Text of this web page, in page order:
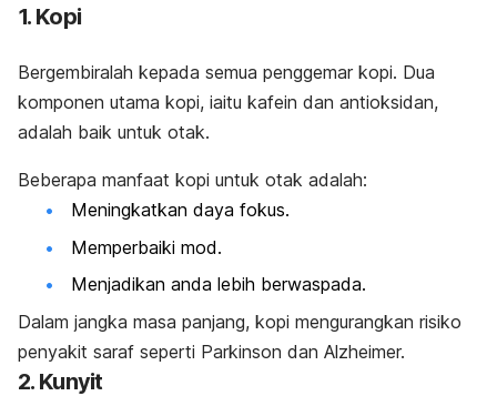
1. Kopi
Bergembiralah kepada semua penggemar kopi. Dua
komponen utama kopi, iaitu kafein dan antioksidan,
adalah baik untuk otak.
Beberapa manfaat kopi untuk otak adalah:
Meningkatkan daya fokus.
Memperbaiki mod.
Menjadikan anda lebih berwaspada.
Dalam jangka masa panjang, kopi mengurangkan risiko
penyakit saraf seperti Parkinson dan Alzheimer.
2. Kunyit